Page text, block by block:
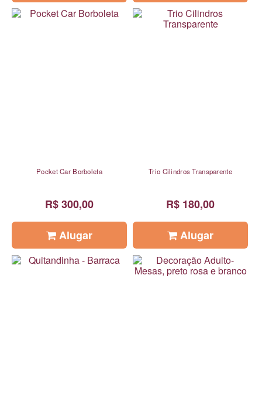
Pocket Car Borboleta
R$ 300,00
Alugar
Trio Cilindros Transparente
R$ 180,00
Alugar